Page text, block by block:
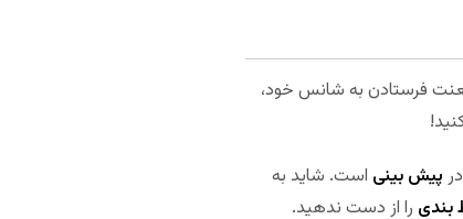
لعنت فرستادن به شانس خود،
پیش بینی است. شاید به
بندی را از دست ندهید.